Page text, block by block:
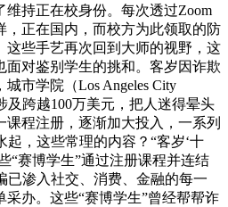
持正在校身份。每次透过Zoom
，正在国内，而校方为此领取的防
这些手艺再次回到大师的视野，这
面对鉴别学生的挑和。客岁因诈欺
市学院（Los Angeles City
及跨越100万美元，把人迷得晕头
程注册，逐渐加大投入，一系列
，这些常理的内容？“客岁‘十
“赛博学生”通过注册课程并连结
已渗入社交、消费、金融的每一
办。这些“赛博学生”曾经帮帮诈